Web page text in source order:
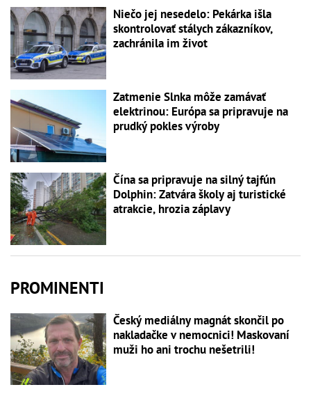
Niečo jej nesedelo: Pekárka išla
skontrolovať stálych zákazníkov,
zachránila im život
Zatmenie Slnka môže zamávať
elektrinou: Európa sa pripravuje na
prudký pokles výroby
Čína sa pripravuje na silný tajfún
Dolphin: Zatvára školy aj turistické
atrakcie, hrozia záplavy
PROMINENTI
Český mediálny magnát skončil po
nakladačke v nemocnici! Maskovaní
muži ho ani trochu nešetrili!